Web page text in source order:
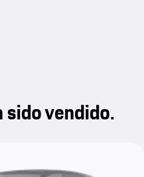
sido vendido.